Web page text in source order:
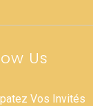
Us
Vos Invités